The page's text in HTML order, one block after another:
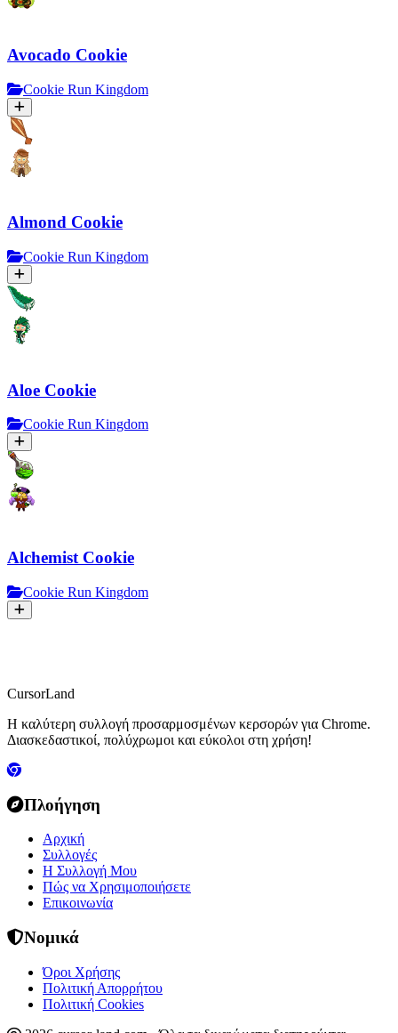
Avocado Cookie
Cookie Run Kingdom
Almond Cookie
Cookie Run Kingdom
Aloe Cookie
Cookie Run Kingdom
Alchemist Cookie
Cookie Run Kingdom
CursorLand
Η καλύτερη συλλογή προσαρμοσμένων κερσορών για Chrome.
Διασκεδαστικοί, πολύχρωμοι και εύκολοι στη χρήση!
Πλοήγηση
Αρχική
Συλλογές
Η Συλλογή Μου
Πώς να Χρησιμοποιήσετε
Επικοινωνία
Νομικά
Όροι Χρήσης
Πολιτική Απορρήτου
Πολιτική Cookies